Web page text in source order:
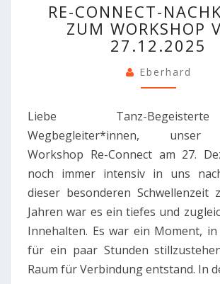
ZUM
VOM
27.12.2025
RE-CONNECT-
ZUM WORKSHOP
27.12.2025
Eberhard
Liebe Tanz-
Wegbegleiter*innen, unser
Workshop Re-Connect am 27.
noch immer intensiv in uns
dieser besonderen Schwellenzeit
Jahren war es ein tiefes und
Innehalten. Es war ein Moment,
für ein paar Stunden
Raum für Verbindung entstand. In